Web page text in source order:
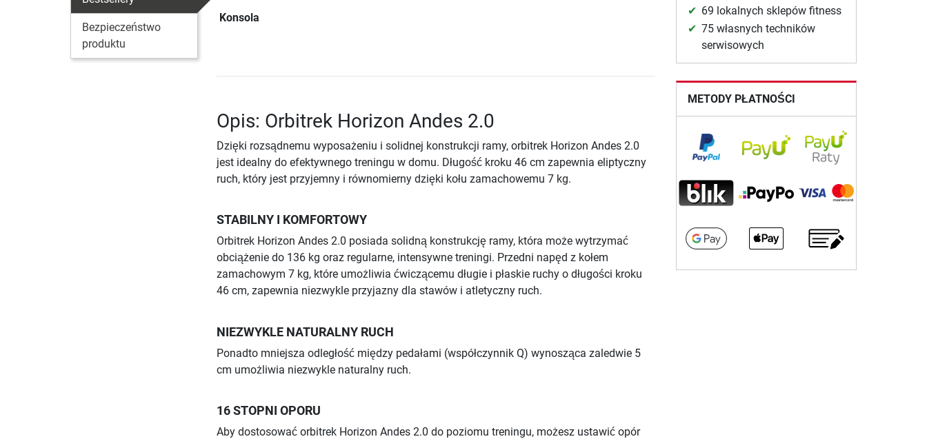
Bezpieczeństwo
produktu
Konsola
Opis: Orbitrek Horizon Andes 2.0
Dzięki rozsądnemu wyposażeniu i solidnej konstrukcji ramy, orbitrek Horizon Andes 2.0
jest idealny do efektywnego treningu w domu. Długość kroku 46 cm zapewnia eliptyczny
ruch, który jest przyjemny i równomierny dzięki kołu zamachowemu 7 kg.
STABILNY I KOMFORTOWY
Orbitrek Horizon Andes 2.0 posiada solidną konstrukcję ramy, która może wytrzymać
obciążenie do 136 kg oraz regularne, intensywne treningi. Przedni napęd z kołem
zamachowym 7 kg, które umożliwia ćwiczącemu długie i płaskie ruchy o długości kroku
46 cm, zapewnia niezwykle przyjazny dla stawów i atletyczny ruch.
NIEZWYKLE NATURALNY RUCH
Ponadto mniejsza odległość między pedałami (współczynnik Q) wynosząca zaledwie 5
cm umożliwia niezwykle naturalny ruch.
16 STOPNI OPORU
Aby dostosować orbitrek Horizon Andes 2.0 do poziomu treningu, możesz ustawić opór
69 lokalnych sklepów fitness
75 własnych techników
serwisowych
METODY PŁATNOŚCI